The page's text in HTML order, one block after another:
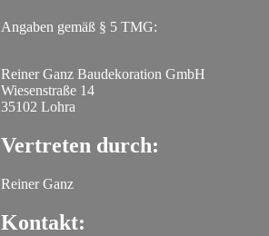
Angaben gemäß § 5 TMG:
Reiner Ganz Baudekoration GmbH
Wiesenstraße 14
35102 Lohra
Vertreten durch:
Reiner Ganz
Kontakt: